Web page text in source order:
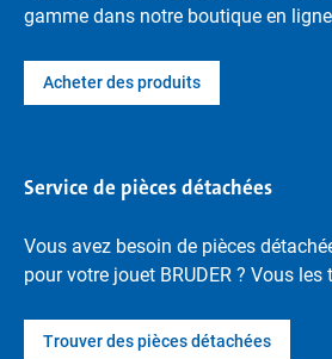
gamme dans notre boutique en
Acheter des produits
Service de pièces détachées
Vous avez besoin de pièces
pour votre jouet BRUDER ? Vous les
Trouver des pièces détachées